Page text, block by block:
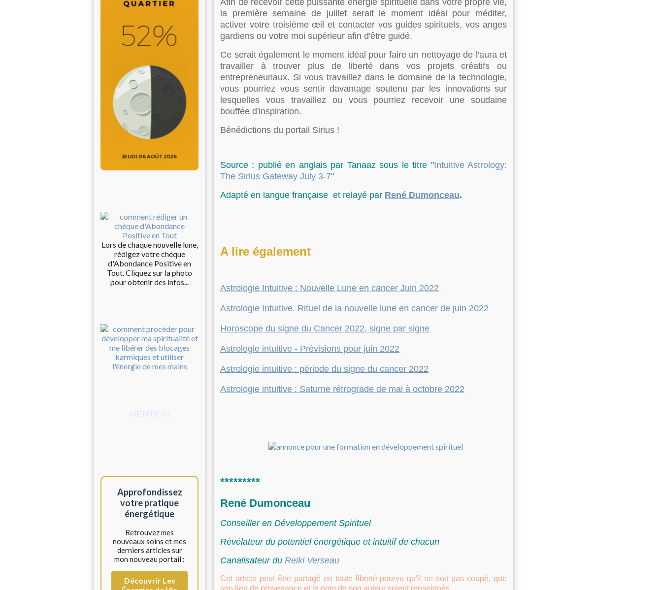
Lors de chaque nouvelle lune,
rédigez votre chèque
d'Abondance Positive en
Tout. Cliquez sur la photo
pour obtenir des infos...
Approfondissez
votre pratique
énergétique
Retrouvez mes
nouveaux soins et mes
derniers articles sur
mon nouveau portail :
Découvrir Les
la première semaine de juillet serait le moment idéal pour méditer,
activer votre troisième œil et contacter vos guides spirituels, vos anges
gardiens ou votre moi supérieur afin d'être guidé.
Ce serait également le moment idéal pour faire un nettoyage de l'aura et
travailler à trouver plus de liberté dans vos projets créatifs ou
entrepreneuriaux. Si vous travaillez dans le domaine de la technologie,
vous pourriez vous sentir davantage soutenu par les innovations sur
lesquelles vous travaillez ou vous pourriez recevoir une soudaine
bouffée d'inspiration.
Bénédictions du portail Sirius !
Source : publié en anglais par Tanaaz sous le titre "Intuitive Astrology:
The Sirius Gateway July 3-7"
Adapté en langue française et relayé par René Dumonceau.
A lire également
Astrologie Intuitive : Nouvelle Lune en cancer Juin 2022
Astrologie Intuitive. Rituel de la nouvelle lune en cancer de juin 2022
Horoscope du signe du Cancer 2022, signe par signe
Astrologie intuitive - Prévisions pour juin 2022
Astrologie intuitive : période du signe du cancer 2022
Astrologie intuitive : Saturne rétrograde de mai à octobre 2022
*********
René Dumonceau
Conseiller en Développement Spirituel
Révélateur du potentiel énergétique et intuitif de chacun
Canalisateur du Reiki Verseau
Cet article peut être partagé en toute liberté pourvu qu'il ne soit pas coupé, que
son lien de provenance et le nom de son auteur soient renseignés.